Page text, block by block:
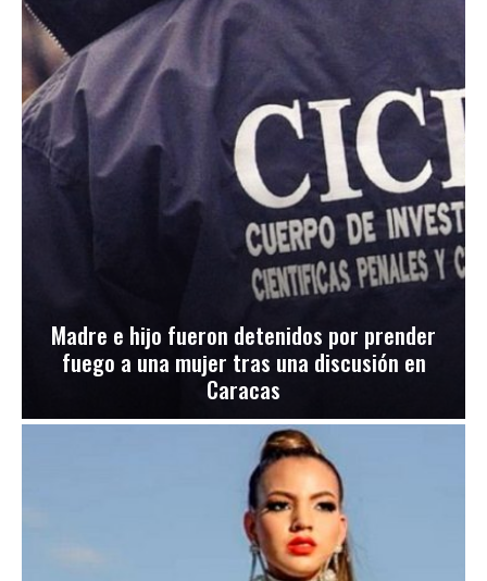
Madre e hijo fueron detenidos por prender
fuego a una mujer tras una discusión en
Caracas